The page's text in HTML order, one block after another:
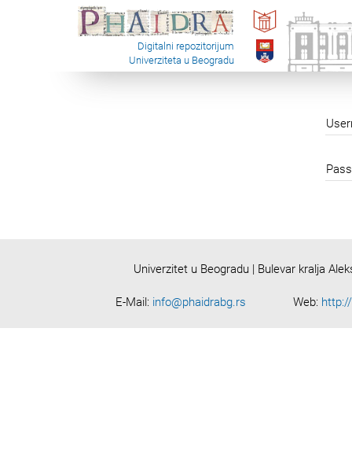
Digitalni repozitorijum
Univerziteta u Beogradu
Univerzitet u Beogradu | Bulevar kralja
E-Mail: info@phaidrabg.rs Web: